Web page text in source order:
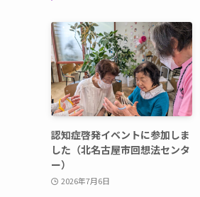
認知症啓発イベントに参加しま
した（北名古屋市回想法センタ
ー）
2026年7月6日